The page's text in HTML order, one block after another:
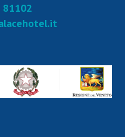
81102